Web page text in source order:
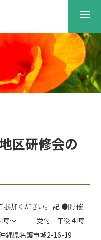
区研修会の
参加ください。 記 ●開 催
５時～ 受付 午後４時
縄県名護市城2-16-19